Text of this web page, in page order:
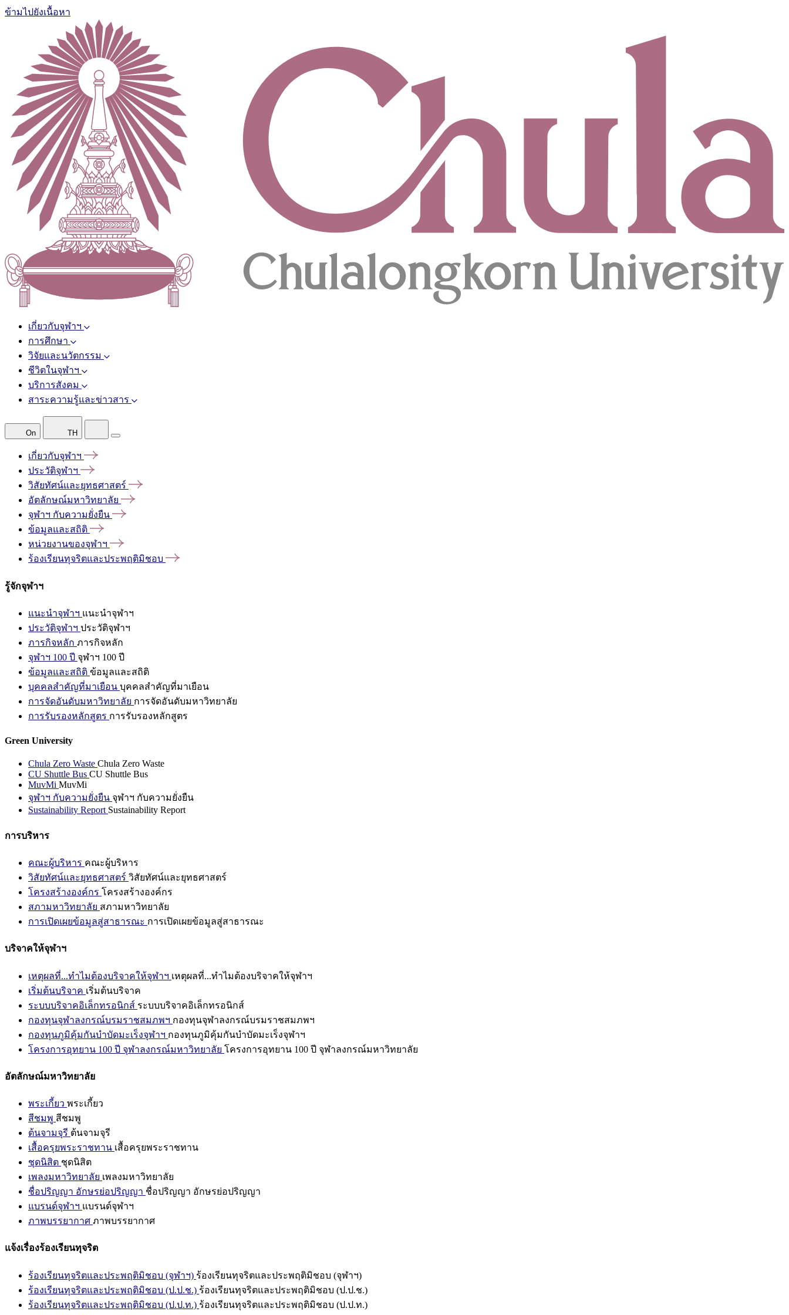
ข้ามไปยังเนื้อหา
เกี่ยวกับจุฬาฯ
การศึกษา
วิจัยและนวัตกรรม
ชีวิตในจุฬาฯ
บริการสังคม
สาระความรู้และข่าวสาร
On TH
เกี่ยวกับจุฬาฯ
ประวัติจุฬาฯ
วิสัยทัศน์และยุทธศาสตร์
อัตลักษณ์มหาวิทยาลัย
จุฬาฯ กับความยั่งยืน
ข้อมูลและสถิติ
หน่วยงานของจุฬาฯ
ร้องเรียนทุจริตและประพฤติมิชอบ
รู้จักจุฬาฯ
แนะนำจุฬาฯ แนะนำจุฬาฯ
ประวัติจุฬาฯ ประวัติจุฬาฯ
ภารกิจหลัก ภารกิจหลัก
จุฬาฯ 100 ปี จุฬาฯ 100 ปี
ข้อมูลและสถิติ ข้อมูลและสถิติ
บุคคลสำคัญที่มาเยือน บุคคลสำคัญที่มาเยือน
การจัดอันดับมหาวิทยาลัย การจัดอันดับมหาวิทยาลัย
การรับรองหลักสูตร การรับรองหลักสูตร
Green University
Chula Zero Waste Chula Zero Waste
CU Shuttle Bus CU Shuttle Bus
MuvMi MuvMi
จุฬาฯ กับความยั่งยืน จุฬาฯ กับความยั่งยืน
Sustainability Report Sustainability Report
การบริหาร
คณะผู้บริหาร คณะผู้บริหาร
วิสัยทัศน์และยุทธศาสตร์ วิสัยทัศน์และยุทธศาสตร์
โครงสร้างองค์กร โครงสร้างองค์กร
สภามหาวิทยาลัย สภามหาวิทยาลัย
การเปิดเผยข้อมูลสู่สาธารณะ การเปิดเผยข้อมูลสู่สาธารณะ
บริจาคให้จุฬาฯ
เหตุผลที่...ทำไมต้องบริจาคให้จุฬาฯ เหตุผลที่...ทำไมต้องบริจาคให้จุฬาฯ
เริ่มต้นบริจาค เริ่มต้นบริจาค
ระบบบริจาคอิเล็กทรอนิกส์ ระบบบริจาคอิเล็กทรอนิกส์
กองทุนจุฬาลงกรณ์บรมราชสมภพฯ กองทุนจุฬาลงกรณ์บรมราชสมภพฯ
กองทุนภูมิคุ้มกันบำบัดมะเร็งจุฬาฯ กองทุนภูมิคุ้มกันบำบัดมะเร็งจุฬาฯ
โครงการอุทยาน 100 ปี จุฬาลงกรณ์มหาวิทยาลัย โครงการอุทยาน 100 ปี จุฬาลงกรณ์มหาวิทยาลัย
อัตลักษณ์มหาวิทยาลัย
พระเกี้ยว พระเกี้ยว
สีชมพู สีชมพู
ต้นจามจุรี ต้นจามจุรี
เสื้อครุยพระราชทาน เสื้อครุยพระราชทาน
ชุดนิสิต ชุดนิสิต
เพลงมหาวิทยาลัย เพลงมหาวิทยาลัย
ชื่อปริญญา อักษรย่อปริญญา ชื่อปริญญา อักษรย่อปริญญา
แบรนด์จุฬาฯ แบรนด์จุฬาฯ
ภาพบรรยากาศ ภาพบรรยากาศ
แจ้งเรื่องร้องเรียนทุจริต
ร้องเรียนทุจริตและประพฤติมิชอบ (จุฬาฯ) ร้องเรียนทุจริตและประพฤติมิชอบ (จุฬาฯ)
ร้องเรียนทุจริตและประพฤติมิชอบ (ป.ป.ช.) ร้องเรียนทุจริตและประพฤติมิชอบ (ป.ป.ช.)
ร้องเรียนทุจริตและประพฤติมิชอบ (ป.ป.ท.) ร้องเรียนทุจริตและประพฤติมิชอบ (ป.ป.ท.)